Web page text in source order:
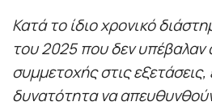
Κατά το ίδιο χρονικό
του 2025 που δεν
συμμετοχής στις
δυνατότητα να